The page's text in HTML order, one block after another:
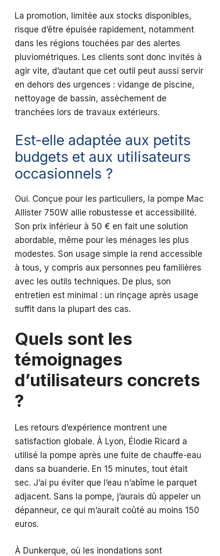
La promotion, limitée aux stocks disponibles,
risque d’être épuisée rapidement, notamment
dans les régions touchées par des alertes
pluviométriques. Les clients sont donc invités à
agir vite, d’autant que cet outil peut aussi servir
en dehors des urgences : vidange de piscine,
nettoyage de bassin, assèchement de
tranchées lors de travaux extérieurs.
Est-elle adaptée aux petits
budgets et aux utilisateurs
occasionnels ?
Oui. Conçue pour les particuliers, la pompe Mac
Allister 750W allie robustesse et accessibilité.
Son prix inférieur à 50 € en fait une solution
abordable, même pour les ménages les plus
modestes. Son usage simple la rend accessible
à tous, y compris aux personnes peu familières
avec les outils techniques. De plus, son
entretien est minimal : un rinçage après usage
suffit dans la plupart des cas.
Quels sont les
témoignages
d’utilisateurs concrets
?
Les retours d’expérience montrent une
satisfaction globale. À Lyon, Élodie Ricard a
utilisé la pompe après une fuite de chauffe-eau
dans sa buanderie. En 15 minutes, tout était
sec. J’ai pu éviter que l’eau n’abîme le parquet
adjacent. Sans la pompe, j’aurais dû appeler un
dépanneur, ce qui m’aurait coûté au moins 150
euros.
À Dunkerque, où les inondations sont